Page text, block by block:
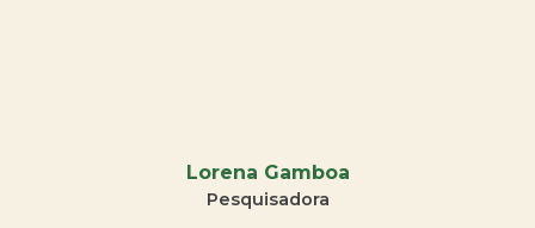
Lorena Gamboa
Pesquisadora